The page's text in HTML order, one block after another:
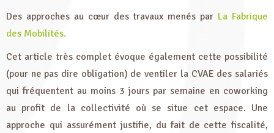
Des approches au cœur des travaux menés par La Fabrique
des Mobilités.
Cet article très complet évoque également cette possibilité
(pour ne pas dire obligation) de ventiler la CVAE des salariés
qui fréquentent au moins 3 jours par semaine en coworking
au profit de la collectivité où se situe cet espace. Une
approche qui assurément justifie, du fait de cette fiscalité,